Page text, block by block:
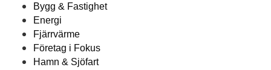
Bygg & Fastighet
Energi
Fjärrvärme
Företag i Fokus
Hamn & Sjöfart